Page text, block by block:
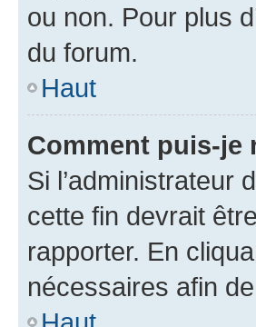
ou non. Pour plus
du forum.
Haut
Comment puis-je
Si l’administrateur
cette fin devrait
rapporter. En
nécessaires afin